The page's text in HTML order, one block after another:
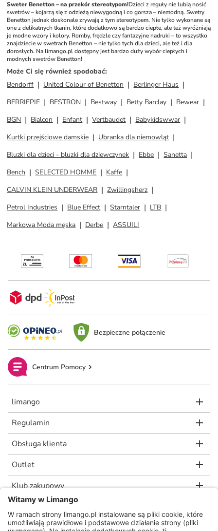
Sweter Benetton – na przekór stereotypom!Dzieci z reguły nie lubią nosić
swetrów – kojarzą się z odzieżą niewygodną i co gorsza – niemodną. Swetry
Benetton jednak doskonale zrywają z tym stereotypem. Nie tylko wykonane są
one z delikatnych tkanin, które dodatkowo są bardzo ciepłe, ale też wyróżniają
je modne wzory i kolory. Romby, frędzle czy fantazyjne nadruki – to wszystko
znajdziecie w swetrach Benetton – nie tylko tych dla dzieci, ale też i dla
dorosłych. Na limango.pl dostępny jest bardzo duży wybór ciepłych i
modnych swetrów Benetton!
Może Ci się również spodobać:
Bendorff
United Colour of Benetton
Berlinger Haus
BERRIEPIE
BESTRON Bestway Betty Barclay
Bewear
BGN
Bialcon Enfant Vertbaudet
Babykidswwar
Kurtki przejściowe damskie
Ubranka dla niemowląt
Bluzki dla dzieci - bluzki dla dziewczynek
Ebbe
Sanetta
Bench
SELECTED HOMME
Kaffe
CALVIN KLEIN UNDERWEAR
Zwillingsherz
Petrol Industries
Blue Effect Starntaler
LTB
Markowa Moda męska
Derbe ASSUILI
Bezpieczne połączenie
Centrum Pomocy
limango
Regulamin
Obsługa klienta
Outlet
Klub zakupowy